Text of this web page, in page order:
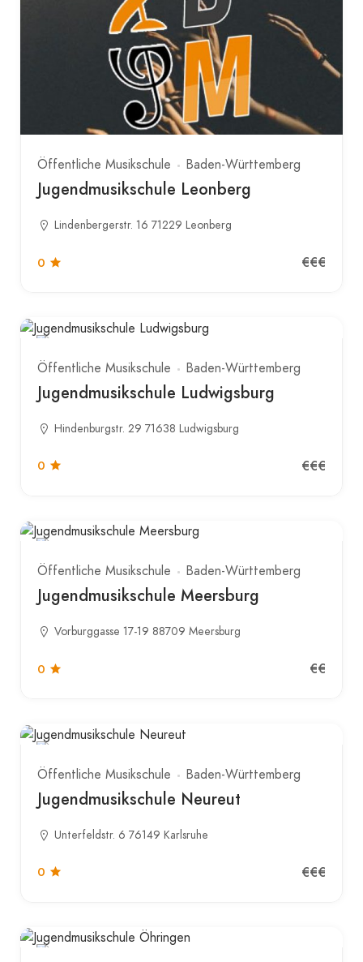
Öffentliche Musikschule Baden-Württemberg
Jugendmusikschule Leonberg
Lindenbergerstr. 16 71229 Leonberg
0 €€€
Öffentliche Musikschule Baden-Württemberg
Jugendmusikschule Ludwigsburg
Hindenburgstr. 29 71638 Ludwigsburg
0 €€€
Öffentliche Musikschule Baden-Württemberg
Jugendmusikschule Meersburg
Vorburggasse 17-19 88709 Meersburg
0 €€
Öffentliche Musikschule Baden-Württemberg
Jugendmusikschule Neureut
Unterfeldstr. 6 76149 Karlsruhe
0 €€€